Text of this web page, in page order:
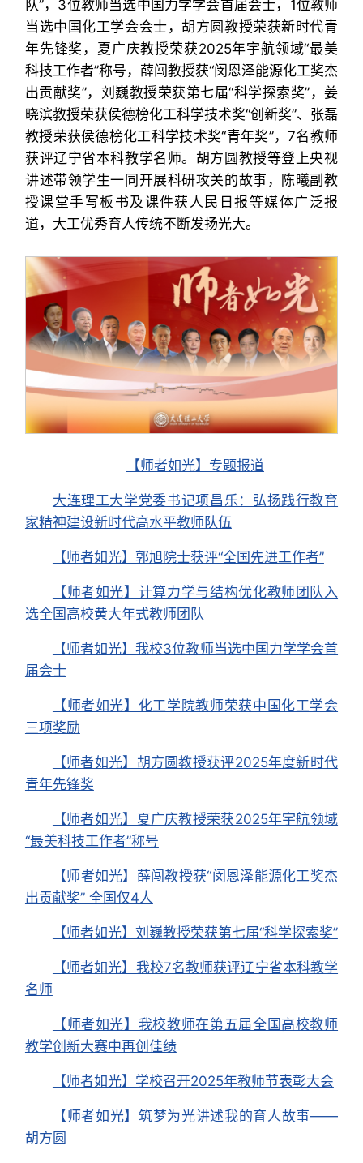
队”，3位教师当选中国力学学会首届会士，1位教师
当选中国化工学会会士，胡方圆教授荣获新时代青
年先锋奖，夏广庆教授荣获2025年宇航领域“最美
科技工作者”称号，薛闯教授获“闵恩泽能源化工奖杰
出贡献奖”，刘巍教授荣获第七届“科学探索奖”，姜
晓滨教授荣获侯德榜化工科学技术奖“创新奖”、张磊
教授荣获侯德榜化工科学技术奖“青年奖”，7名教师
获评辽宁省本科教学名师。胡方圆教授等登上央视
讲述带领学生一同开展科研攻关的故事，陈曦副教
授课堂手写板书及课件获人民日报等媒体广泛报
道，大工优秀育人传统不断发扬光大。
【师者如光】专题报道
大连理工大学党委书记项昌乐：弘扬践行教育
家精神建设新时代高水平教师队伍
【师者如光】郭旭院士获评“全国先进工作者”
【师者如光】计算力学与结构优化教师团队入
选全国高校黄大年式教师团队
【师者如光】我校3位教师当选中国力学学会首
届会士
【师者如光】化工学院教师荣获中国化工学会
三项奖励
【师者如光】胡方圆教授获评2025年度新时代
青年先锋奖
【师者如光】夏广庆教授荣获2025年宇航领域
“最美科技工作者”称号
【师者如光】薛闯教授获“闵恩泽能源化工奖杰
出贡献奖” 全国仅4人
【师者如光】刘巍教授荣获第七届“科学探索奖”
【师者如光】我校7名教师获评辽宁省本科教学
名师
【师者如光】我校教师在第五届全国高校教师
教学创新大赛中再创佳绩
【师者如光】学校召开2025年教师节表彰大会
【师者如光】筑梦为光讲述我的育人故事——
胡方圆